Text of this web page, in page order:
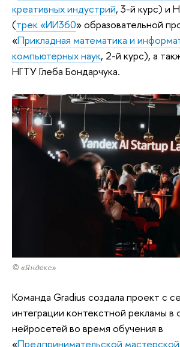
креативных индустрий, 3-й курс) и
(трек «ИИ360» образовательной
«Прикладная математика и
компьютерных наук, 2-й курс), а
НГТУ Глеба Бондарчука.
© «Яндекс»
Команда Gradius создала проект с
интеграции контекстной рекламы в
нейросетей во время обучения в
«Предпринимательской мастерской